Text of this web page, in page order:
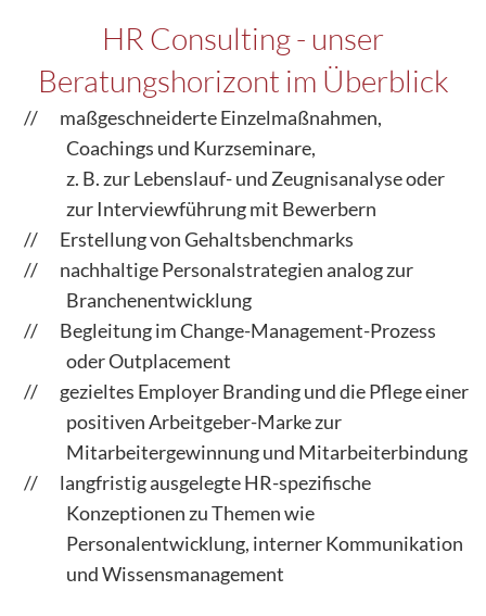
HR Consulting - unser
Beratungshorizont im Überblick
maßgeschneiderte Einzelmaßnahmen,
Coachings und Kurzseminare,
z. B. zur Lebenslauf- und Zeugnisanalyse oder
zur Interviewführung mit Bewerbern
Erstellung von Gehaltsbenchmarks
nachhaltige Personalstrategien analog zur
Branchenentwicklung
Begleitung im Change-Management-Prozess
oder Outplacement
gezieltes Employer Branding und die Pflege einer
positiven Arbeitgeber-Marke zur
Mitarbeitergewinnung und Mitarbeiterbindung
langfristig ausgelegte HR-spezifische
Konzeptionen zu Themen wie
Personalentwicklung, interner Kommunikation
und Wissensmanagement